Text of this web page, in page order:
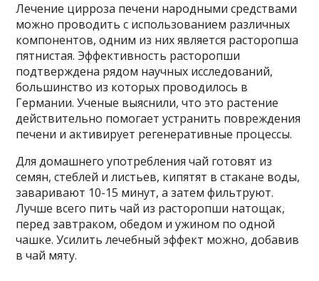
Лечение цирроза печени народными средствами
можно проводить с использованием различных
компонентов, одним из них является расторопша
пятнистая. Эффективность расторопши
подтверждена рядом научных исследований,
большинство из которых проводилось в
Германии. Ученые выяснили, что это растение
действительно помогает устранить повреждения
печени и активирует регенеративные процессы.
Для домашнего употребления чай готовят из
семян, стеблей и листьев, кипятят в стакане воды,
заваривают 10-15 минут, а затем фильтруют.
Лучше всего пить чай из расторопши натощак,
перед завтраком, обедом и ужином по одной
чашке. Усилить лечебный эффект можно, добавив
в чай ​​мяту.